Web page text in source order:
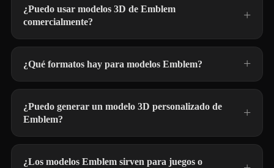
¿Puedo usar modelos 3D de Emblem
comercialmente?
¿Qué formatos hay para modelos Emblem?
¿Puedo generar un modelo 3D personalizado de
Emblem?
¿Los modelos Emblem sirven para juegos o